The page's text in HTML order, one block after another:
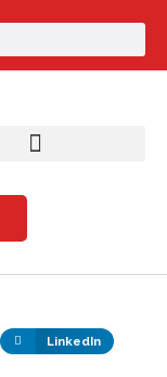
LinkedIn